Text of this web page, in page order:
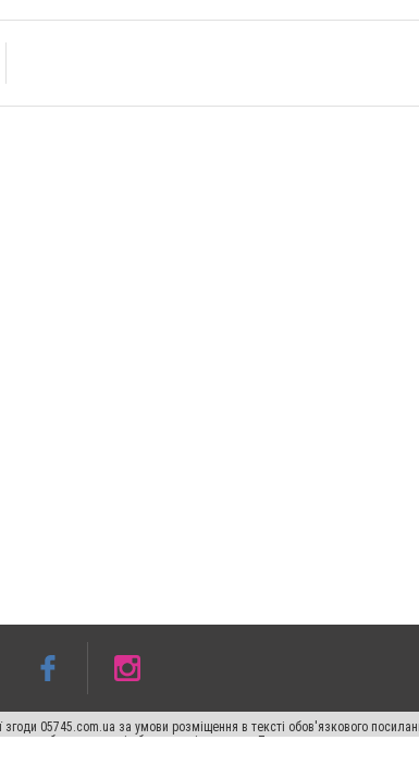
05745.com.ua за умови розміщення в тексті обов'язкового
абзацу в тексті або в якості джерела. Порушення виняткових